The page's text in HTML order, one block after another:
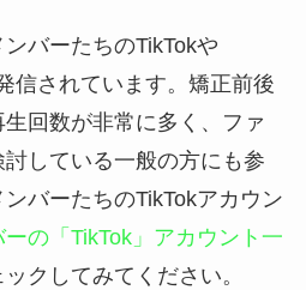
バーたちのTikTokや
信されています。矯正前後
回数が非常に多く、ファ
している一般の方にも参
バーたちのTikTokアカウン
の「TikTok」アカウント一
クしてみてください。